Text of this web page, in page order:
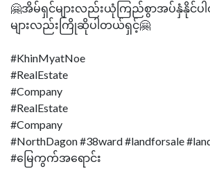
🤗အိမ်ရှင်များလည်းယုံကြည်စွာအပ်နှံနို
များလည်းကြိုဆိုပါတယ်ရှင့်🤗
#KhinMyatNoe
#RealEstate
#Company
#RealEstate
#Company
#NorthDagon #38ward #landforsale